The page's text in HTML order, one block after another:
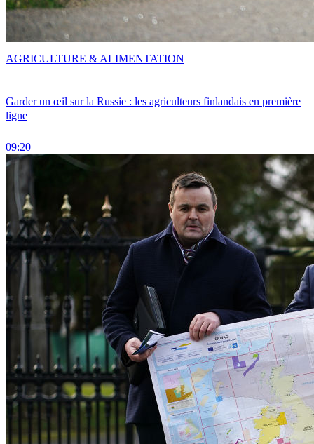
Garder un œil sur la Russie : les agriculteurs finlandais en première
ligne
09:20
AGRICULTURE & ALIMENTATION